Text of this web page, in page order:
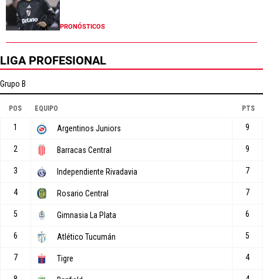
PRONÓSTICOS
LIGA PROFESIONAL